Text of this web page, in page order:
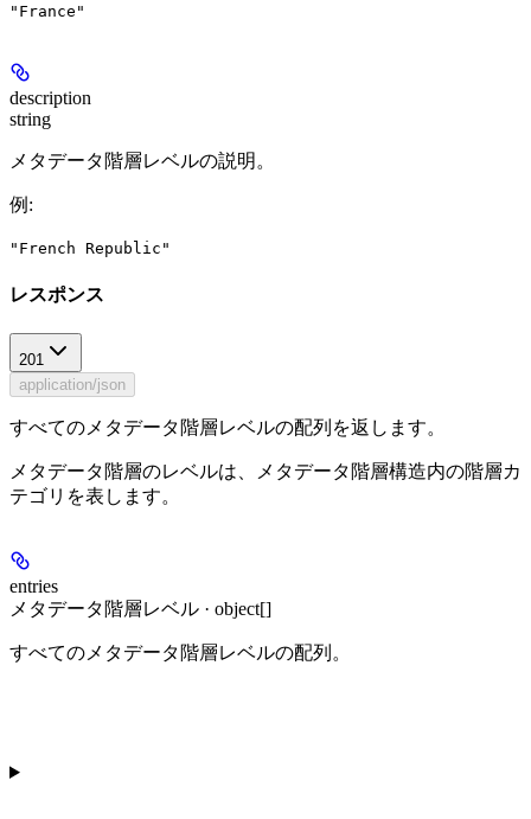
"France"
description
string
メタデータ階層レベルの説明。
例 :
"French Republic"
レスポンス
201
application/json
すべてのメタデータ階層レベルの配列を返します。
メタデータ階層のレベルは、メタデータ階層構造内の階層カ
テゴリを表します。
entries
メタデータ階層レベル · object[]
すべてのメタデータ階層レベルの配列。